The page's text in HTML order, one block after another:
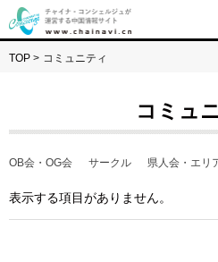
TOP > コミュニティ
コミュ
OB会・OG会 サークル 県人会・エリ
表示する項目がありません。